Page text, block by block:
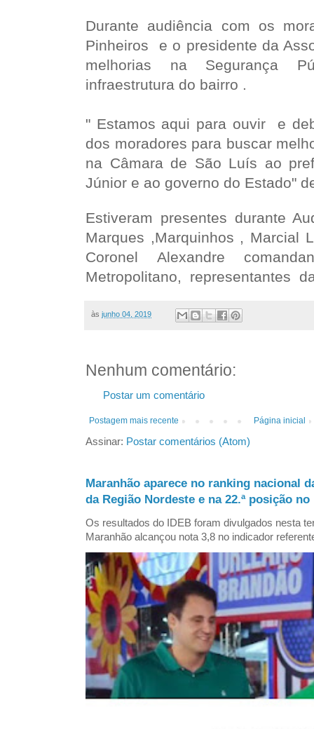
Durante audiência com os
Pinheiros e o presidente da
melhorias na Segurança
infraestrutura do bairro .
" Estamos aqui para ouvir e
dos moradores para buscar
na Câmara de São Luís ao
Júnior e ao governo do Estado"
Estiveram presentes durante
Marques ,Marquinhos , Marcial
Coronel Alexandre
Metropolitano, representantes
às junho 04, 2019
Nenhum comentário:
Postar um comentário
Postagem mais recente Página inicial
Assinar: Postar comentários (Atom)
Maranhão aparece no ranking nacional
da Região Nordeste e na 22.ª posição
Os resultados do IDEB foram divulgados nesta
Maranhão alcançou nota 3,8 no indicador